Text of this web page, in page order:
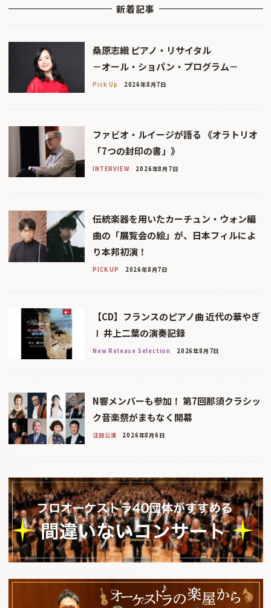
新着記事
桑原志織 ピアノ・リサイタル
－オール・ショパン・プログラム－
Pick Up 2026年8月7日
ファビオ・ルイージが語る 《オラトリオ
「7つの封印の書」》
INTERVIEW 2026年8月7日
伝統楽器を用いたカーチュン・ウォン編
曲の「展覧会の絵」が、日本フィルによ
り本邦初演！
PICK UP 2026年8月7日
【CD】フランスのピアノ曲 近代の華やぎ
Ⅰ 井上二葉の演奏記録
New Release Selection 2026年8月7日
N響メンバーも参加！ 第7回那須クラシッ
ク音楽祭がまもなく開幕
注目公演 2026年8月6日